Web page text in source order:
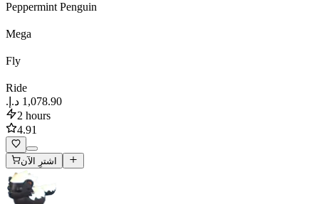
Peppermint Penguin
Mega
Fly
Ride
2 hours
4.91
اشترِ الآن